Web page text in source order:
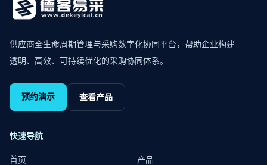
供应商全生命周期管理与采购数字化协同平台，帮助企业构建
透明、高效、可持续优化的采购协同体系。
预约演示 查看产品
快速导航
首页
产品